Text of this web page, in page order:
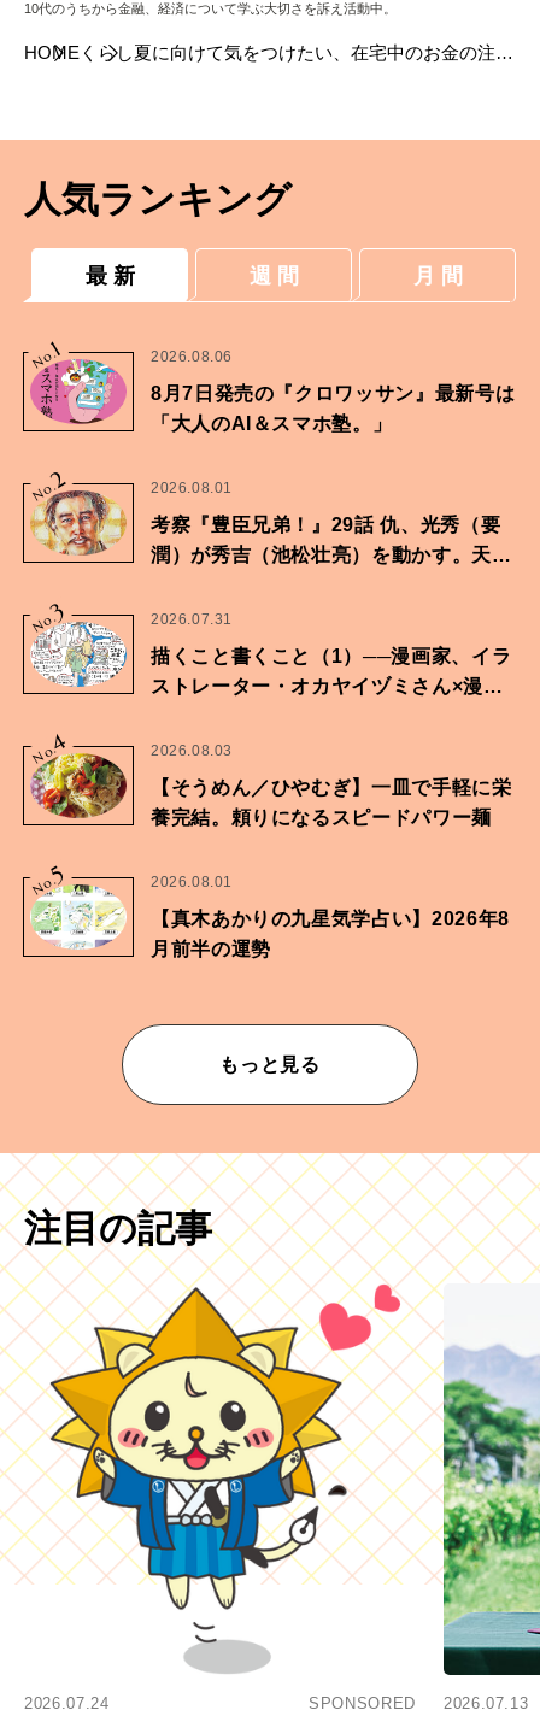
10代のうちから金融、経済について学ぶ大切さを訴え活動中。
HOME くらし夏に向けて気をつけたい、在宅中のお金の注意
人気ランキング
最 新 週 間 月 間
No.
1 2026.08.06
8月7日発売の『クロワッサン』最新号は
「大人のAI＆スマホ塾。」
No.2 2026.08.01
考察『豊臣兄弟！』29話 仇、光秀（要
潤）が秀吉（池松壮亮）を動かす。天下
No.
3 2026.07.31
描くこと書くこと（1）──漫画家、イラ
ストレーター・オカヤイヅミさん×漫画
No.
4 2026.08.03
【そうめん／ひやむぎ】一皿で手軽に栄
養完結。頼りになるスピードパワー麺
No.
5 2026.08.01
【真木あかりの九星気学占い】2026年8
月前半の運勢
もっと見る
注目の記事
2026.07.24 SPONSORED 2026.07.13